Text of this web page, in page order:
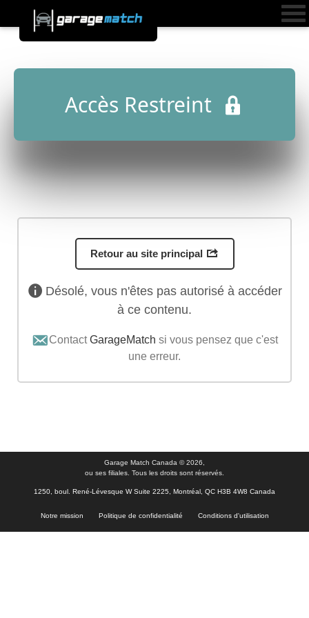
Accès Restreint
Retour au site principal
Désolé, vous n'êtes pas autorisé à accéder
à ce contenu.
ContactGarageMatch si vous pensez que c'est
une erreur.
Garage Match Canada © 2026,
ou ses filiales. Tous les droits sont réservés.
1250, boul. René-Lévesque W Suite 2225, Montréal, QC H3B 4W8 Canada
Notre mission Politique de confidentialité Conditions d'utilisation